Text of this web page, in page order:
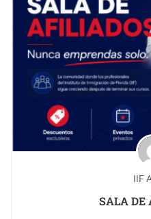
IIF
SALA DE